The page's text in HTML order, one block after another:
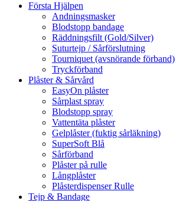
Första Hjälpen
Andningsmasker
Blodstopp bandage
Räddningsfilt (Gold/Silver)
Suturtejp / Sårförslutning
Tourniquet (avsnörande förband)
Tryckförband
Plåster & Sårvård
EasyOn plåster
Sårplast spray
Blodstopp spray
Vattentäta plåster
Gelplåster (fuktig sårläkning)
SuperSoft Blå
Sårförband
Plåster på rulle
Långplåster
Plåsterdispenser Rulle
Tejp & Bandage